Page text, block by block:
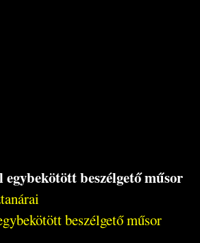
beszélgető műsor
beszélgető műsor